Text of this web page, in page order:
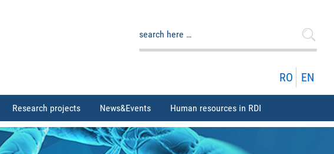
RO EN
Research projects News&Events Human resources in RDI